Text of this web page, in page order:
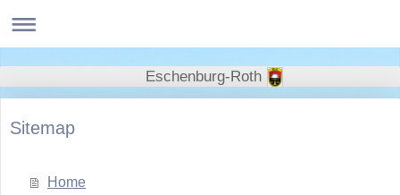
Eschenburg-Roth
Sitemap
Home